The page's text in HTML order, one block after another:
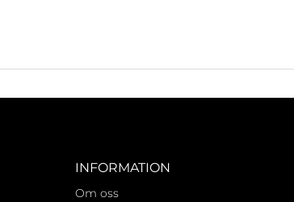
INFORMATION
Om oss